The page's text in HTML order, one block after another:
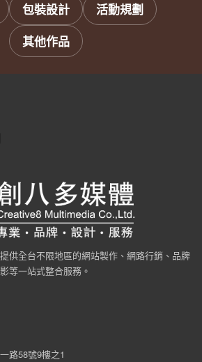
包裝設計
活動規劃
其他作品
供全台不限地區的網站製作、網路行銷、品牌
等一站式整合服務。
路58號9樓之1